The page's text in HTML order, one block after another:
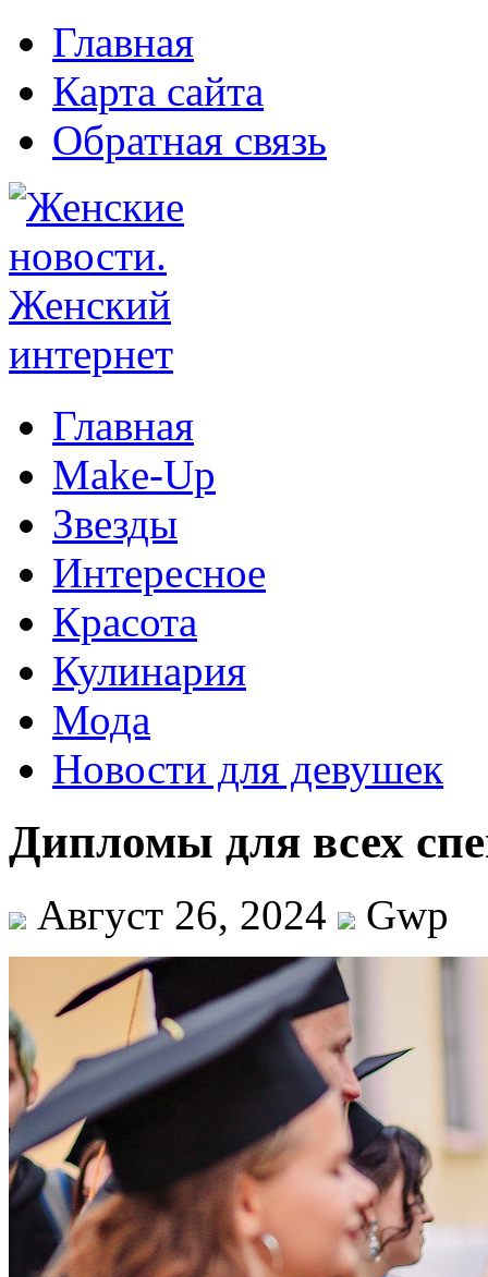
Главная
Карта сайта
Обратная связь
Главная
Make-Up
Звезды
Интересное
Красота
Кулинария
Мода
Новости для девушек
Дипломы для всех
Август 26, 2024 Gwp